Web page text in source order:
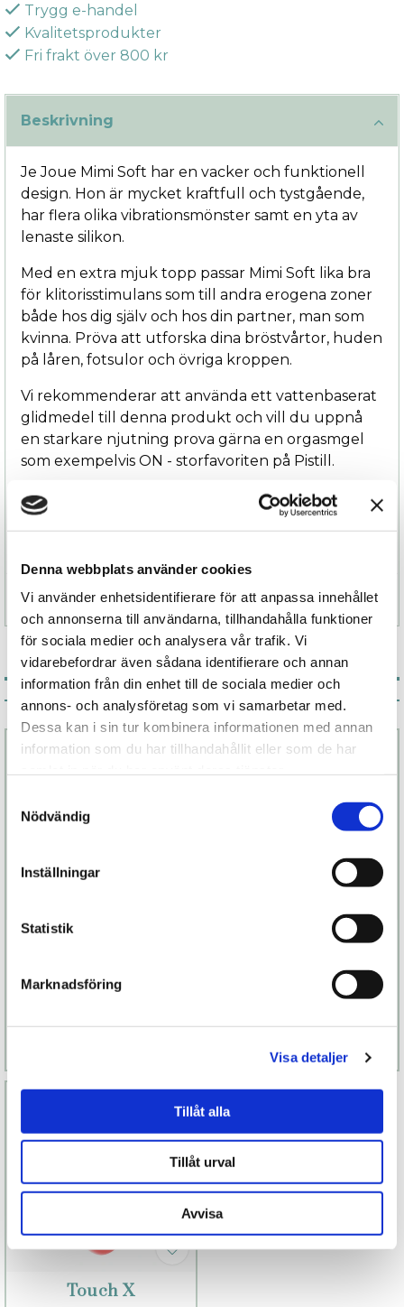
Denna webbplats använder cookies
Vi använder enhetsidentifierare för att anpassa innehållet
och annonserna till användarna, tillhandahålla funktioner
för sociala medier och analysera vår trafik. Vi
vidarebefordrar även sådana identifierare och annan
information från din enhet till de sociala medier och
annons- och analysföretag som vi samarbetar med.
Dessa kan i sin tur kombinera informationen med annan
information som du har tillhandahållit eller som de har
Nödvändig
Inställningar
Statistik
Marknadsföring
Visa detaljer
Tillåt alla
Tillåt urval
Avvisa
Trygg e-handel
Kvalitetsprodukter
Fri frakt över 800 kr
Beskrivning
Je Joue Mimi Soft har en vacker och funktionell
design. Hon är mycket kraftfull och tystgående,
har flera olika vibrationsmönster samt en yta av
lenaste silikon.
Med en extra mjuk topp passar Mimi Soft lika bra
för klitorisstimulans som till andra erogena zoner
både hos dig själv och hos din partner, man som
kvinna. Pröva att utforska dina bröstvårtor, huden
på låren, fotsulor och övriga kroppen.
Vi rekommenderar att använda ett vattenbaserat
glidmedel till denna produkt och vill du uppnå
en starkare njutning prova gärna en orgasmgel
som exempelvis ON - storfavoriten på Pistill.
Specifikation
Associerade produkter
Tango X
1 099 kr
Iroha Sakura
Touch X